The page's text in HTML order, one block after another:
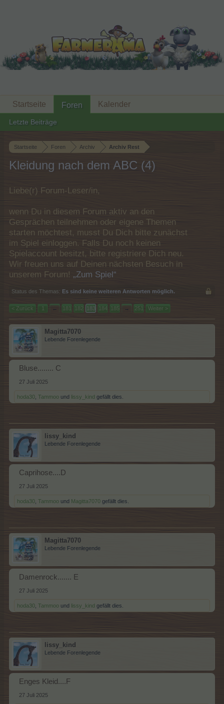
Startseite Foren Archiv Archiv Rest
Kleidung nach dem ABC (4)
Liebe(r) Forum-Leser/in,
wenn Du in diesem Forum aktiv an den
Gesprächen teilnehmen oder eigene Themen
starten möchtest, musst Du Dich bitte zunächst
im Spiel einloggen. Falls Du noch keinen
Spielaccount besitzt, bitte registriere Dich neu.
Wir freuen uns auf Deinen nächsten Besuch in
unserem Forum! „Zum Spiel“
Status des Themas: Es sind keine weiteren Antworten möglich.
< Zurück 1 ← 181 182 183 184 185 → 251 Weiter >
Magitta7070
Lebende Forenlegende
Bluse........ C
27 Juli 2025
hoda30 Tammoo und lissy_kind gefällt dies.
lissy_kind
Lebende Forenlegende
Caprihose....D
27 Juli 2025
hoda30 Tammoo und Magitta7070 gefällt dies.
Magitta7070
Lebende Forenlegende
Damenrock....... E
27 Juli 2025
hoda30 Tammoo und lissy_kind gefällt dies.
lissy_kind
Lebende Forenlegende
Enges Kleid....F
27 Juli 2025
Startseite Foren
Letzte Beiträge
Kalender